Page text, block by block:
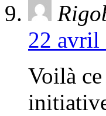
22 avril
Voilà ce